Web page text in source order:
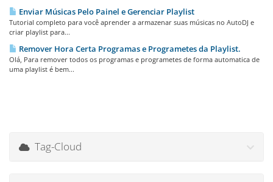
Enviar Músicas Pelo Painel e Gerenciar Playlist
Tutorial completo para você aprender a armazenar suas músicas no AutoDJ e
criar playlist para...
Remover Hora Certa Programas e Programetes da Playlist.
Olá, Para remover todos os programas e programetes de forma automatica de
uma playlist é bem...
Tag-Cloud